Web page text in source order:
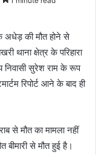
अधेड़ की मौत होने से
थाना क्षेत्र के परिहारा
निवासी सुरेश राम के रूप
रिपोर्ट आने के बाद ही
से मौत का मामला नहीं
से मौत हुई है।